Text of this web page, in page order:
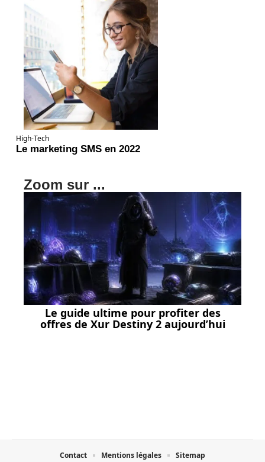
High-Tech
Le marketing SMS en 2022
Zoom sur ...
Le guide ultime pour profiter des
offres de Xur Destiny 2 aujourd’hui
Contact Mentions légales Sitemap